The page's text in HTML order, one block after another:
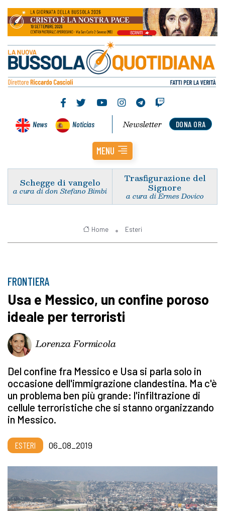
News Noticias DONA ORA
Newsletter
MENU
Schegge di vangelo
a cura di don Stefano Bimbi
Trasfigurazione del
Signore
a cura di Ermes Dovico
Home Esteri
FRONTIERA
Usa e Messico, un confine poroso
ideale per terroristi
Lorenza Formicola
Del confine fra Messico e Usa si parla solo in
occasione dell'immigrazione clandestina. Ma c'è
un problema ben più grande: l'infiltrazione di
cellule terroristiche che si stanno organizzando
in Messico.
ESTERI 06_08_2019